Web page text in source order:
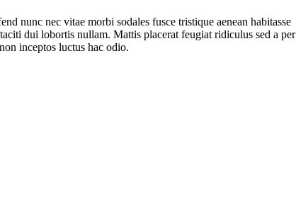
nunc nec vitae morbi sodales fusce tristique aenean habitasse
dui lobortis nullam. Mattis placerat feugiat ridiculus sed a per
inceptos luctus hac odio.